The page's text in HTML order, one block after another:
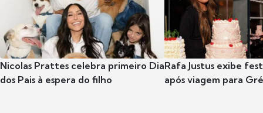
Nicolas Prattes celebra primeiro Dia
dos Pais à espera do filho
Rafa Justus exibe
após viagem para